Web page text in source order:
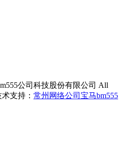
公司科技股份有限公司 All
支持： 常州网络公司宝马bm555